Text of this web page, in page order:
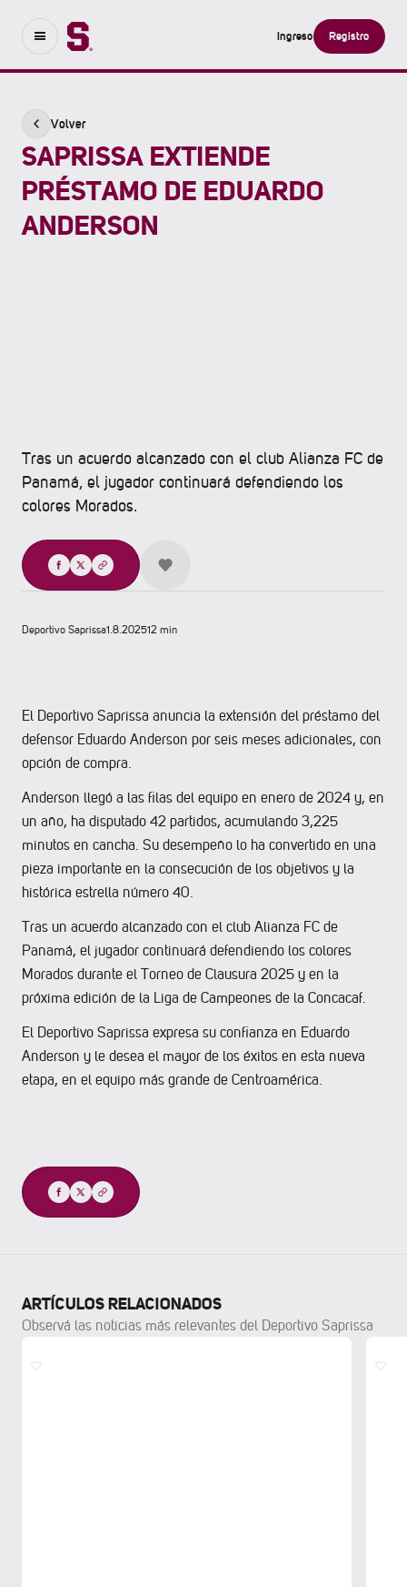
Ingreso Registro
Volver
SAPRISSA EXTIENDE
PRÉSTAMO DE EDUARDO
ANDERSON
Tras un acuerdo alcanzado con el club Alianza FC de
Panamá, el jugador continuará defendiendo los
colores Morados.
Compartir
Deportivo Saprissa1.8.202512 min
El Deportivo Saprissa anuncia la extensión del préstamo del
defensor Eduardo Anderson por seis meses adicionales, con
opción de compra.
Anderson llegó a las filas del equipo en enero de 2024 y, en
un año, ha disputado 42 partidos, acumulando 3,225
minutos en cancha. Su desempeño lo ha convertido en una
pieza importante en la consecución de los objetivos y la
histórica estrella número 40.
Tras un acuerdo alcanzado con el club Alianza FC de
Panamá, el jugador continuará defendiendo los colores
Morados durante el Torneo de Clausura 2025 y en la
próxima edición de la Liga de Campeones de la Concacaf.
El Deportivo Saprissa expresa su confianza en Eduardo
Anderson y le desea el mayor de los éxitos en esta nueva
etapa, en el equipo más grande de Centroamérica.
Compartir
ARTÍCULOS RELACIONADOS
Observá las noticias más relevantes del Deportivo Saprissa